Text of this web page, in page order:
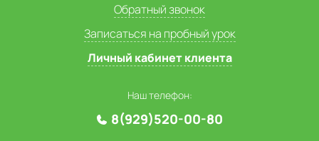
Обратный звонок
Записаться на пробный урок
Личный кабинет клиента
Наш телефон:
8(929)520-00-80